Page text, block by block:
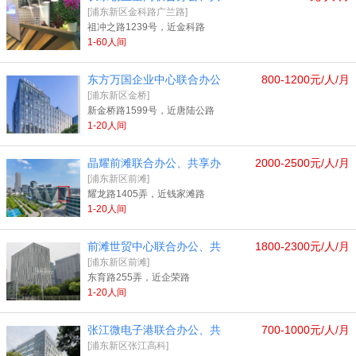
[浦东新区金科路广兰路]
祖冲之路1239号，近金科路
1-60人间
800-1200元/人/月
东方万国企业中心联合办公
[浦东新区金桥]
新金桥路1599号，近唐陆公路
1-20人间
2000-2500元/人/月
晶耀前滩联合办公、共享办
[浦东新区前滩]
耀龙路1405弄，近钱家滩路
1-20人间
1800-2300元/人/月
前滩世贸中心联合办公、共
[浦东新区前滩]
东育路255弄，近企荣路
1-20人间
700-1000元/人/月
张江微电子港联合办公、共
[浦东新区张江高科]